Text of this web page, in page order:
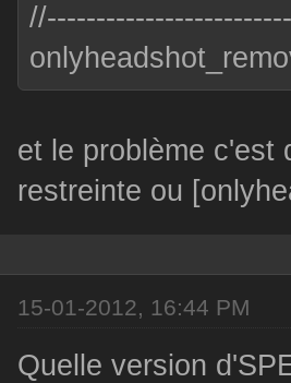
et le problème c'est
restreinte ou
15-01-2012, 16:44 PM
Quelle version